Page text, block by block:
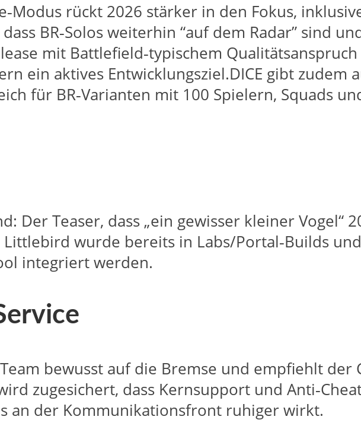
rückt 2026 stärker in den Fokus,
BR‑Solos weiterhin “auf dem Radar” sind
mit Battlefield‑typischem
ein aktives Entwicklungsziel.​DICE gibt zudem
für BR‑Varianten mit 100 Spielern, Squads
Der Teaser, dass „ein gewisser kleiner Vogel“
wurde bereits in Labs/Portal‑Builds
integriert werden.​
bewusst auf die Bremse und empfiehlt der
zugesichert, dass Kernsupport und
an der Kommunikationsfront ruhiger wirkt.​